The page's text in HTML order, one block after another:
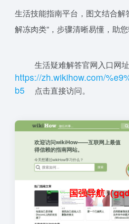
生活技能指南平台，图文结合解
解冻肉类”，步骤清晰易懂，助您
生活疑难解答官网入口网址
https://zh.wikihow.com/%
b5
点击直接访问。
国强导航（